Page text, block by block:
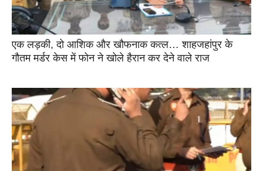
एक लड़की, दो आशिक और खौफनाक कत्ल… शाहजहांपुर के
गौतम मर्डर केस में फोन ने खोले हैरान कर देने वाले राज